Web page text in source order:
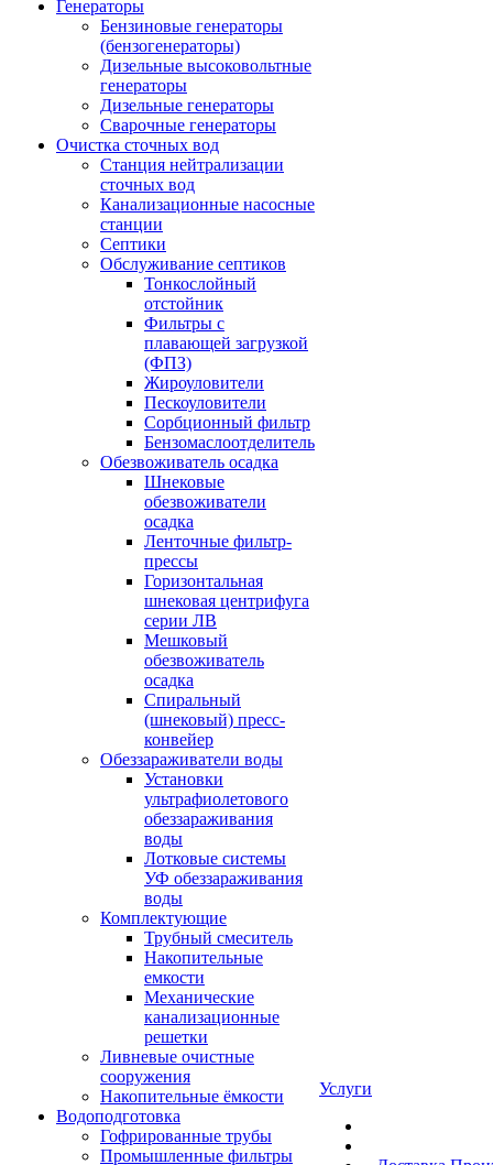
Генераторы
Бензиновые генераторы
(бензогенераторы)
Дизельные высоковольтные
генераторы
Дизельные генераторы
Сварочные генераторы
Очистка сточных вод
Станция нейтрализации
сточных вод
Канализационные насосные
станции
Септики
Обслуживание септиков
Тонкослойный
отстойник
Фильтры с
плавающей загрузкой
(ФПЗ)
Жироуловители
Пескоуловители
Сорбционный фильтр
Бензомаслоотделитель
Обезвоживатель осадка
Шнековые
обезвоживатели
осадка
Ленточные фильтр-
прессы
Горизонтальная
шнековая центрифуга
серии ЛВ
Мешковый
обезвоживатель
осадка
Спиральный
(шнековый) пресс-
конвейер
Обеззараживатели воды
Установки
ультрафиолетового
обеззараживания
воды
Лотковые системы
УФ обеззараживания
воды
Комплектующие
Трубный смеситель
Накопительные
емкости
Механические
канализационные
решетки
Ливневые очистные
сооружения
Накопительные ёмкости
Водоподготовка
Гофрированные трубы
Промышленные фильтры
Услуги